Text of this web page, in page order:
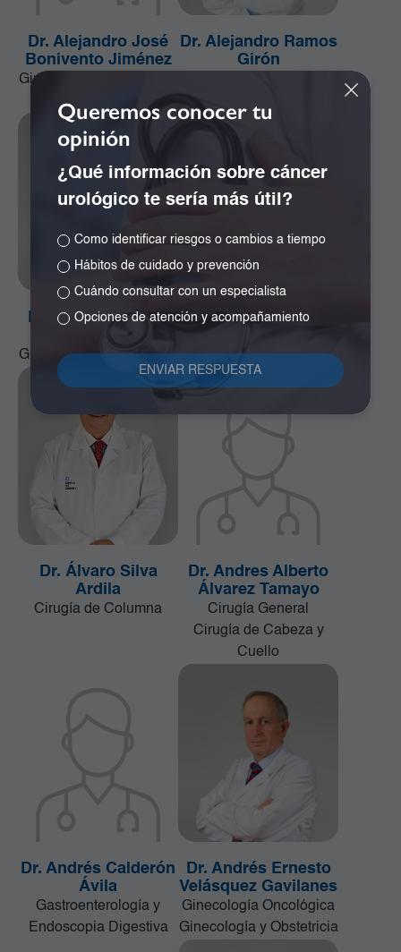
Dr. Alejandro José
Bonivento Jiménez
Ginecología y Obstetricia
Dr. Alejandro Ramos
Girón
Dr. Alfonso Correa
Ginecología y Obstetricia
Dr. Álvaro Cano
Ginecología y Obstetricia
Dr. Álvaro Silva
Ardila
Cirugía de Columna
Dr. Andres Alberto
Álvarez Tamayo
Cirugía General
Cirugía de Cabeza y
Cuello
Dr. Andrés Calderón
Ávila
Gastroenterología y
Endoscopia Digestiva
Dr. Andrés Ernesto
Velásquez Gavilanes
Ginecología Oncológica
Ginecología y Obstetricia
Queremos conocer tu
opinión
¿Qué información sobre cáncer
urológico te sería más útil?
Como identificar riesgos o cambios a tiempo
Hábitos de cuidado y prevención
Cuándo consultar con un especialista
Opciones de atención y acompañamiento